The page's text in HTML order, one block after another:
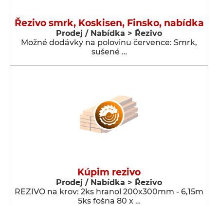
Řezivo smrk, Koskisen, Finsko, nabídka
Prodej / Nabídka > Řezivo
Možné dodávky na polovinu července: Smrk,
sušené …
Kúpim rezivo
Prodej / Nabídka > Řezivo
REZIVO na krov: 2ks hranol 200x300mm - 6,15m
5ks fošna 80 x …